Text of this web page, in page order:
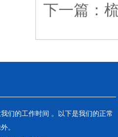
下一篇：
们的工作时间 。以下是我们的正常
。